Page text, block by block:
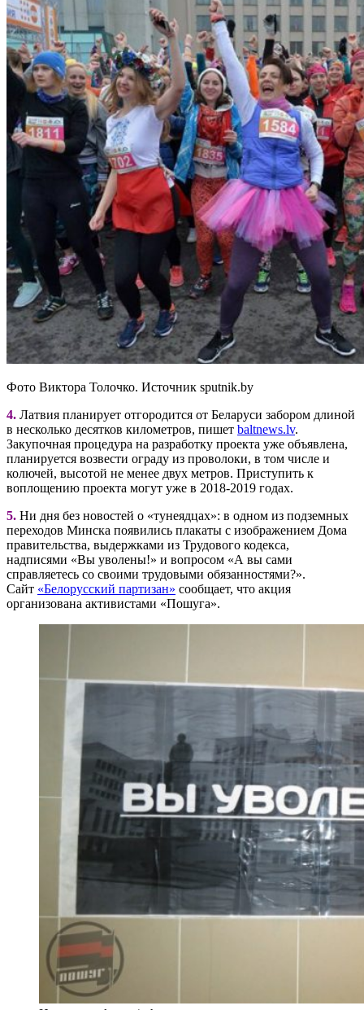
Фото Виктора Толочко. Источник sputnik.by
4. Латвия планирует отгородится от Беларуси забором длиной
в несколько десятков километров, пишет baltnews.lv.
Закупочная процедура на разработку проекта уже объявлена,
планируется возвести ограду из проволоки, в том числе и
колючей, высотой не менее двух метров. Приступить к
воплощению проекта могут уже в 2018-2019 годах.
5. Ни дня без новостей о «тунеядцах»: в одном из подземных
переходов Минска появились плакаты с изображением Дома
правительства, выдержками из Трудового кодекса,
надписями «Вы уволены!» и вопросом «А вы сами
справляетесь со своими трудовыми обязанностями?».
Сайт «Белорусский партизан» сообщает, что акция
организована активистами «Пошуга».